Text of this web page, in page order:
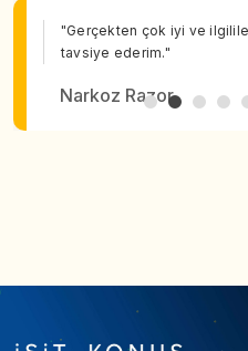
"Gerçekten çok iyi ve
tavsiye ederim."
Narkoz Razor